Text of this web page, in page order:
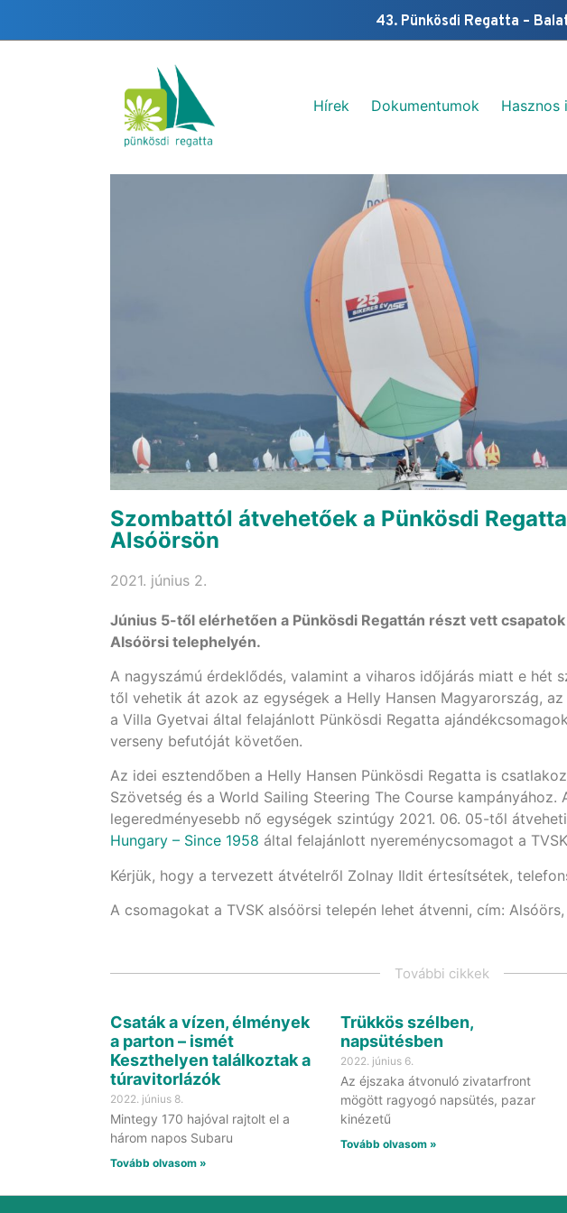
43. Pünkösdi Regatta –
Hírek Dokumentumok Hasznos
Szombattól átvehetőek a Pünkösdi
Alsóörsön
2021. június 2.
Június 5-től elérhetően a Pünkösdi Regattán részt vett
Alsóörsi telephelyén.
A nagyszámú érdeklődés, valamint a viharos időjárás miatt e hét
től vehetik át azok az egységek a Helly Hansen Magyarország,
a Villa Gyetvai által felajánlott Pünkösdi Regatta
verseny befutóját követően.
Az idei esztendőben a Helly Hansen Pünkösdi Regatta is
Szövetség és a World Sailing Steering The Course kampányához.
legeredményesebb nő egységek szintúgy 2021. 06. 05-től
Hungary – Since 1958 által felajánlott nyereménycsomagot a
Kérjük, hogy a tervezett átvételről Zolnay Ildit értesítsétek,
A csomagokat a TVSK alsóörsi telepén lehet átvenni, cím: Alsóörs,
További cikkek
Csaták a vízen, élmények
a parton – ismét
Keszthelyen találkoztak a
túravitorlázók
2022. június 8.
Mintegy 170 hajóval rajtolt el a
három napos Subaru
Tovább olvasom »
Trükkös szélben,
napsütésben
2022. június 6.
Az éjszaka átvonuló zivatarfront
mögött ragyogó napsütés, pazar
kinézetű
Tovább olvasom »